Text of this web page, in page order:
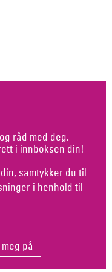
råd med deg.
i innboksen din!
samtykker du til
i henhold til